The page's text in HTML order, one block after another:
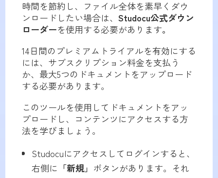
時間を節約し、ファイル全体を素早くダウ
ンロードしたい場合は、 Studocu公式ダウン
ローダーを使用する必要があります。
14日間のプレミアムトライアルを有効にする
には、サブスクリプション料金を支払う
か、最大5つのドキュメントをアップロード
する必要があります。
このツールを使用してドキュメントをアッ
プロードし、コンテンツにアクセスする方
法を学びましょう。
Studocuにアクセスしてログインすると、
右側に 「新規」 ボタンがあります。それ